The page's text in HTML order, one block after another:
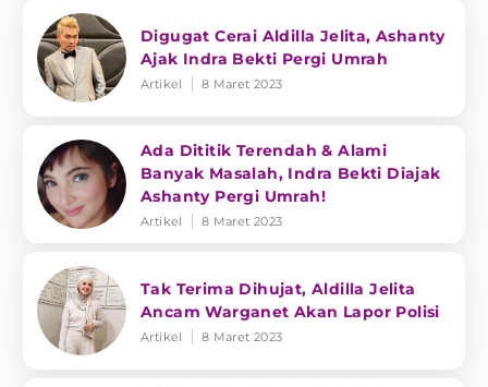
Digugat Cerai Aldilla Jelita, Ashanty
Ajak Indra Bekti Pergi Umrah
Artikel 8 Maret 2023
Ada Dititik Terendah & Alami
Banyak Masalah, Indra Bekti Diajak
Ashanty Pergi Umrah!
Artikel 8 Maret 2023
Tak Terima Dihujat, Aldilla Jelita
Ancam Warganet Akan Lapor Polisi
Artikel 8 Maret 2023